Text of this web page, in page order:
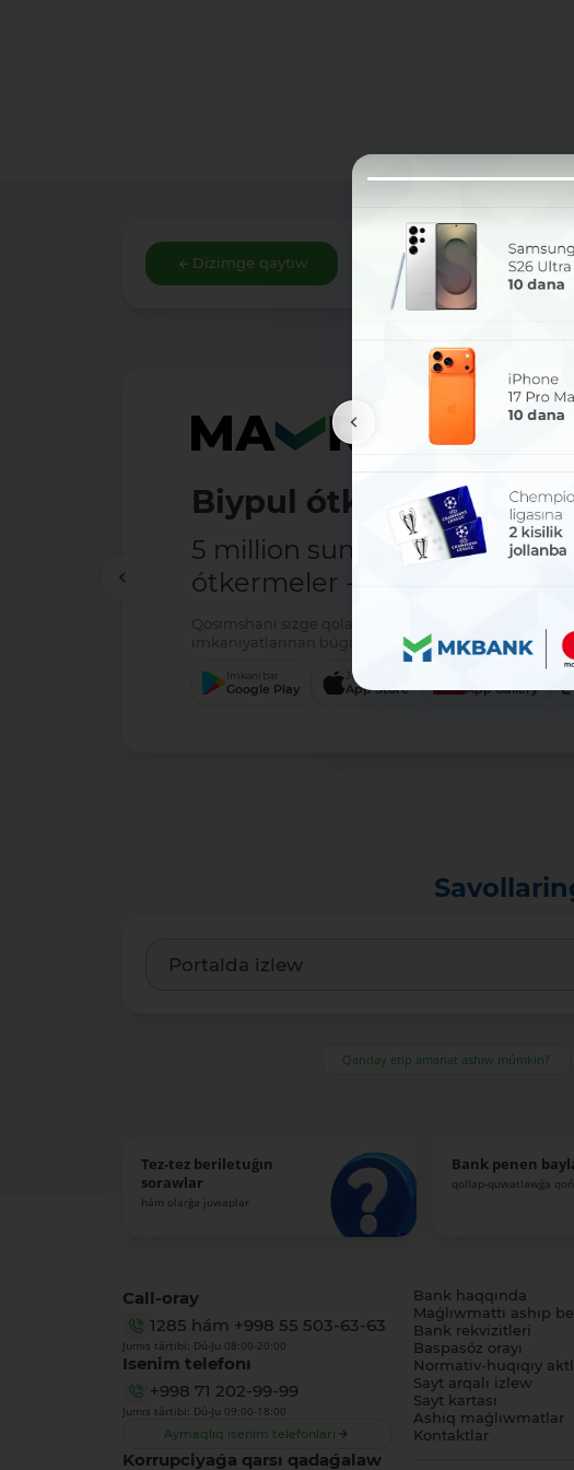
Dizimge qaytıw
Biypul ótkermeler
5 million sumǵa shekem
ótkermeler - tolıq biypul!
Qosımshanı sizge qolaylı servis arqalı júklep alıń hám
imkaniyatlarınan búgin-aq paydalanıwdı baslań!:
Imkani bar
Google Play
Júklew
App Store App Gallery
Qanday etip amanat ashıw múmkin?
Tez-tez beriletuǵın
sorawlar
hám olarǵa juwaplar
Bank penen
qollap-quwatlawǵa
Call-oray
1285 hám +998 55 503-63-63
Jumıs tártibi: Dú-Ju 08:00-20:00
Isenim telefonı
+998 71 202-99-99
Jumıs tártibi: Dú-Ju 09:00-18:00
Aymaqlıq isenim telefonları
Korrupciyaǵa qarsı qadaǵalaw
Bank haqqında
Maǵlıwmattı ashıp
Bank rekvizitleri
Baspasóz orayı
Normativ-huqıqıy
Sayt arqalı izlew
Sayt kartası
Ashıq maǵlıwmatlar
Kontaktlar